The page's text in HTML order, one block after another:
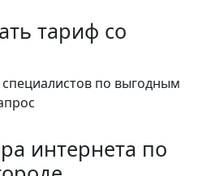
тариф со
специалистов по выгодным
интернета по